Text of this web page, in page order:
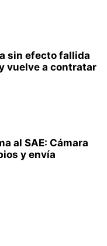
sin efecto fallida
vuelve a contratar
al SAE: Cámara
y envía